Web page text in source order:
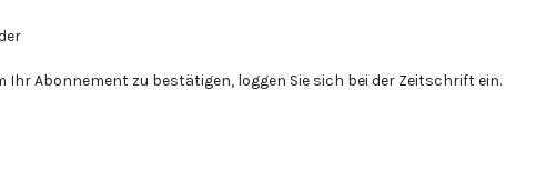
Abonnement zu bestätigen, loggen Sie sich bei der Zeitschrift ein.